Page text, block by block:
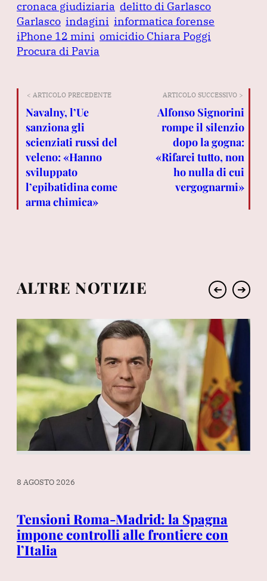
cronaca giudiziaria delitto di Garlasco
Garlasco indagini informatica forense
iPhone 12 mini omicidio Chiara Poggi
Procura di Pavia
< ARTICOLO PRECEDENTE
Navalny, l’Ue
sanziona gli
scienziati russi del
veleno: «Hanno
sviluppato
l’epibatidina come
arma chimica»
ARTICOLO SUCCESSIVO >
Alfonso Signorini
rompe il silenzio
dopo la gogna:
«Rifarei tutto, non
ho nulla di cui
vergognarmi»
ALTRE NOTIZIE ➔ ➔
8 AGOSTO 2026
Tensioni Roma-Madrid: la Spagna
impone controlli alle frontiere con
l’Italia